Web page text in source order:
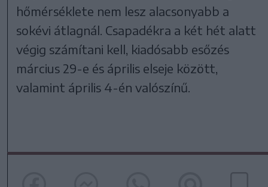
hőmérséklete nem lesz alacsonyabb a
sokévi átlagnál. Csapadékra a két hét alatt
végig számítani kell, kiadósabb esőzés
március 29-e és április elseje között,
valamint április 4-én valószínű.